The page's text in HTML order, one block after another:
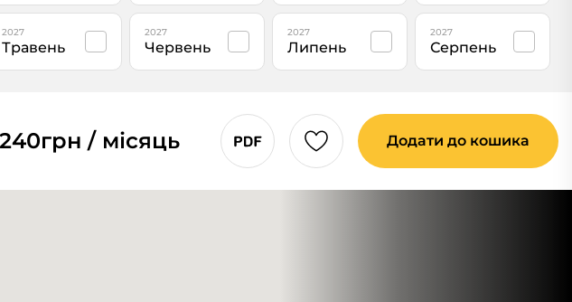
2027
Травень
2027
Червень
2027
Липень
2027
Серпень
грн / місяць Додати до кошика